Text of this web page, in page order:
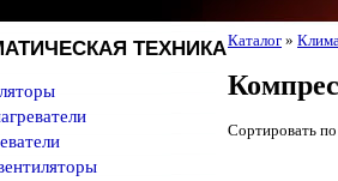
ТЕХНИКАКаталог »
Сортировать